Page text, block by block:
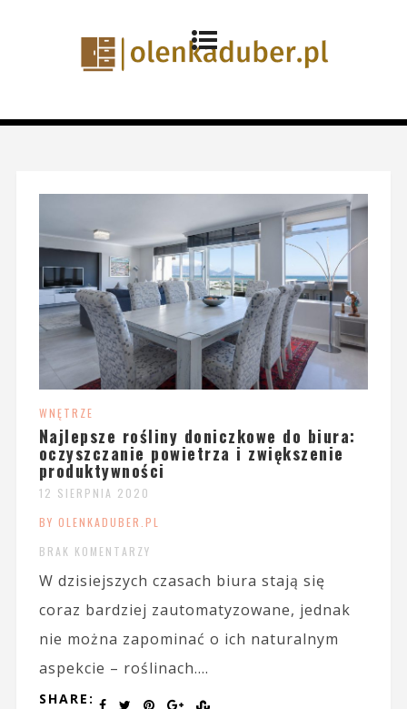
WNĘTRZE
Najlepsze rośliny doniczkowe do biura:
oczyszczanie powietrza i zwiększenie
produktywności
12 SIERPNIA 2020
BY OLENKADUBER.PL
BRAK KOMENTARZY
W dzisiejszych czasach biura stają się
coraz bardziej zautomatyzowane, jednak
nie można zapominać o ich naturalnym
aspekcie – roślinach....
SHARE: